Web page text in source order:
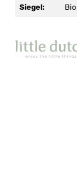
Siegel: